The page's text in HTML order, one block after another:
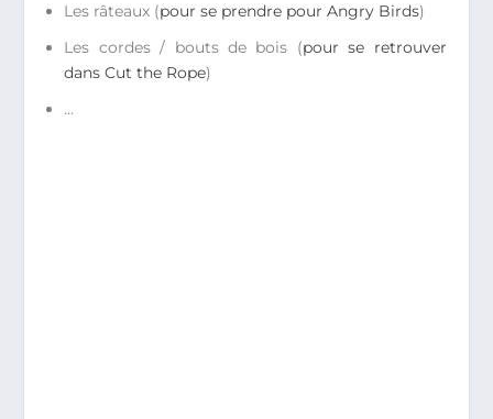
Les râteaux (pour se prendre pour Angry Birds)
Les cordes / bouts de bois (pour se retrouver
dans Cut the Rope)
…